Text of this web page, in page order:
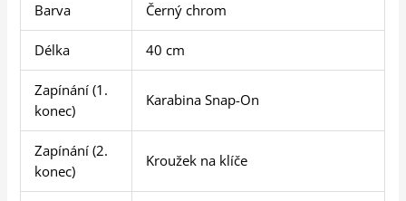
Barva Černý chrom
Délka 40 cm
Zapínání (1.
konec)
Karabina Snap-On
Zapínání (2.
konec)
Kroužek na klíče